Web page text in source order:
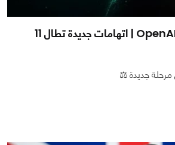
آبل تصعد حربها ضد OpenAI | اتهامات جديدة تطال 11